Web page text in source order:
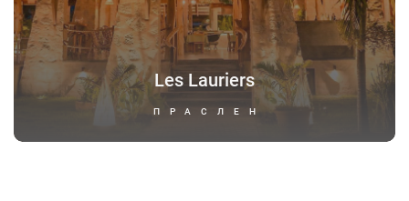
Les Lauriers
ПРАСЛЕН